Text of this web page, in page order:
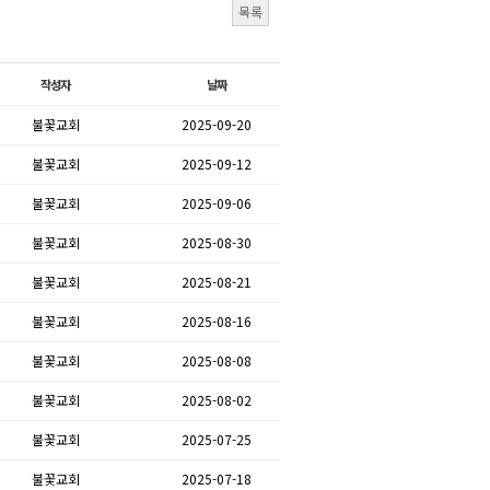
목록
작성자 날짜
불꽃교회 2025-09-20
불꽃교회 2025-09-12
불꽃교회 2025-09-06
불꽃교회 2025-08-30
불꽃교회 2025-08-21
불꽃교회 2025-08-16
불꽃교회 2025-08-08
불꽃교회 2025-08-02
불꽃교회 2025-07-25
불꽃교회 2025-07-18